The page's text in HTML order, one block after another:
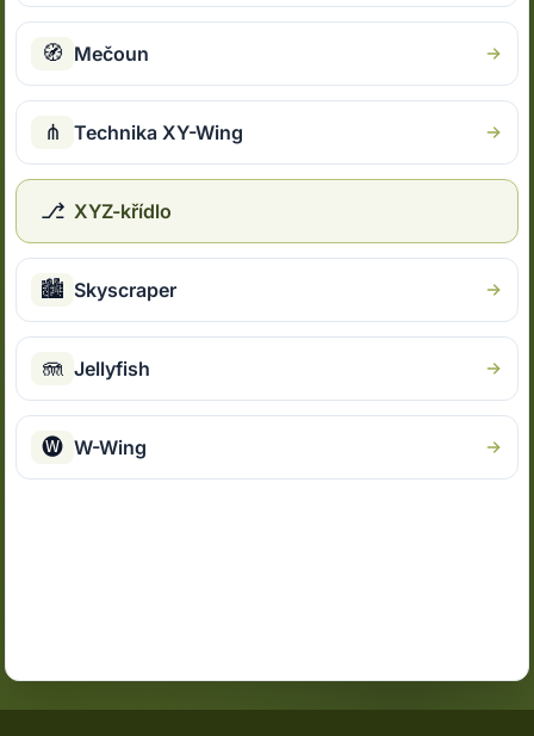
🧭 Mečoun
⋔ Technika XY-Wing
⎇ XYZ-křídlo
🏙 Skyscraper
🪼 Jellyfish
🅦 W-Wing